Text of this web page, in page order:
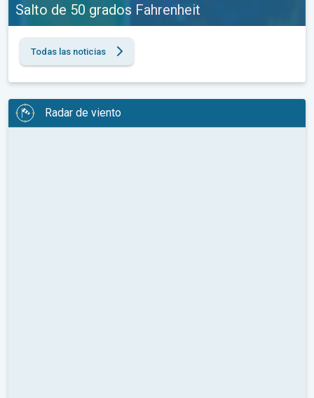
Salto de 50 grados Fahrenheit
Todas las noticias
Radar de viento